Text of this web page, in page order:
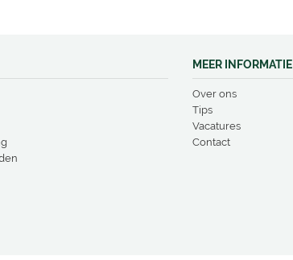
MEER INFORMATIE
Over ons
Tips
Vacatures
Contact